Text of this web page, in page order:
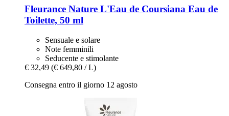
Fleurance Nature L'Eau de Coursiana Eau de
Toilette, 50 ml
Sensuale e solare
Note femminili
Seducente e stimolante
€ 32,49 (€ 649,80 / L)
Consegna entro il giorno 12 agosto